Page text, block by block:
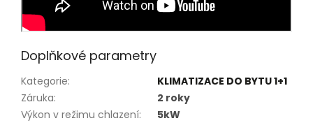
Doplňkové parametry
Kategorie:
KLIMATIZACE DO BYTU 1+1
Záruka:
2 roky
Výkon v režimu chlazení:
5kW